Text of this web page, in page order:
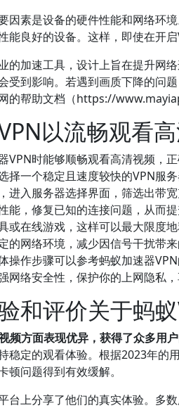
因素是设备的硬件性能和网络环
能良好的设备。这样，即使在开
的加速工具，设计上旨在提升网
受到影响。若遇到画质下降的问
的帮助文档（https://
以流畅观看
VPN时能够顺畅观看高清视频，正
择一个稳定且速度较快的VPN服
进入服务器选择界面，筛选出带
能，修复已知的连接问题，从而
或在线游戏，这样可以最大限度
的网络环境，减少因信号干扰带
操作步骤可以参考蚂蚁加速器
网络安全性，保护你的上网隐私，
和评价关于蚂
频方面表现优异，获得了众多用户
稳定的观看体验。根据2023年的
问题得到有效缓解。
台上分享了他们的真实体验。多